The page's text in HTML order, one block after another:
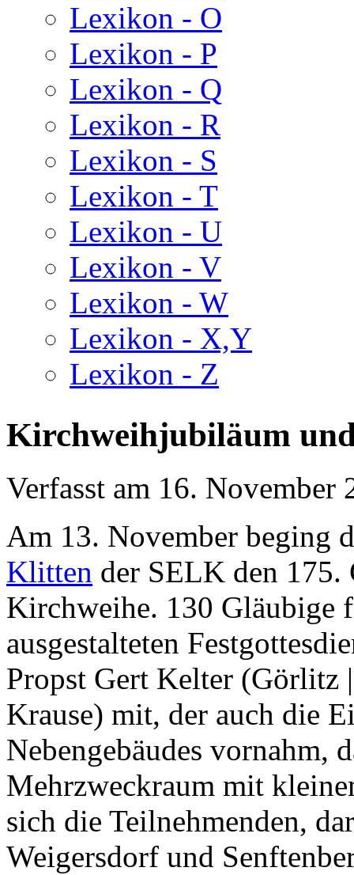
Lexikon - O
Lexikon - P
Lexikon - Q
Lexikon - R
Lexikon - S
Lexikon - T
Lexikon - U
Lexikon - V
Lexikon - W
Lexikon - X,Y
Lexikon - Z
Kirchweihjubiläum
Verfasst am 16. November
Am 13. November beging
Klitten der SELK den 175.
Kirchweihe. 130 Gläubige
ausgestalteten
Propst Gert Kelter (Görlitz
Krause) mit, der auch die
Nebengebäudes vornahm,
Mehrzweckraum mit
sich die Teilnehmenden,
Weigersdorf und